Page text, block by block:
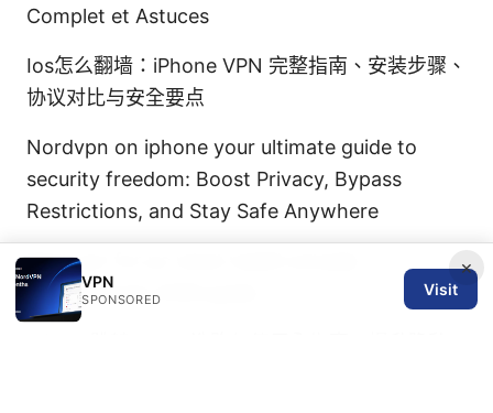
Complet et Astuces
Ios怎么翻墙：iPhone VPN 完整指南、安装步骤、
协议对比与安全要点
Nordvpn on iphone your ultimate guide to
security freedom: Boost Privacy, Bypass
Restrictions, and Stay Safe Anywhere
Best vpn for pc what reddit actually
recommends 2026 guide
×
VPN
SPONSORED
Visit